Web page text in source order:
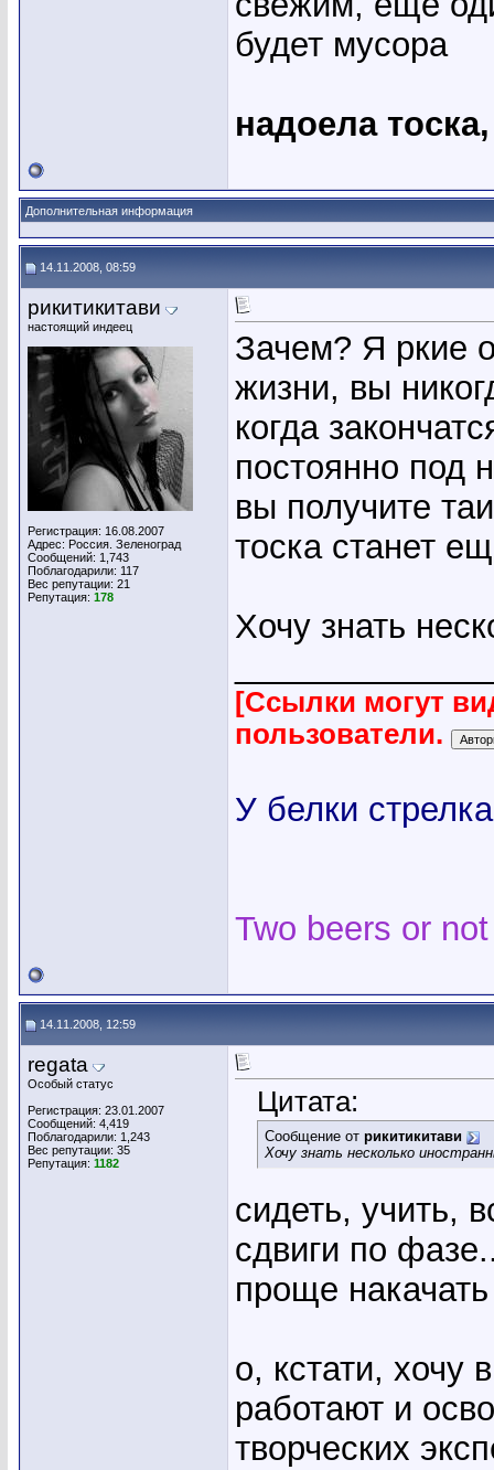
будет мусора
надоела
Дополнительная информация
14.11.2008, 08:59
рикитикитави
настоящий индеец
Регистрация: 16.08.2007
Адрес: Россия. Зеленоград
Сообщений: 1,743
Поблагодарили: 117
Вес репутации: 21
Репутация: 178
Зачем? Я ркие
жизни, вы
когда
постоянно под
вы получите
тоска станет
Хочу знать
[Ссылки могут
пользователи.
У белки
Two beers or
14.11.2008, 12:59
regata
Особый статус
Регистрация: 23.01.2007
Сообщений: 4,419
Поблагодарили: 1,243
Вес репутации: 35
Репутация: 1182
Цитата:
Сообщение от рикитикитави
Хочу знать несколько
сидеть, учить,
сдвиги по
проще
о, кстати, хочу
работают и
творческих